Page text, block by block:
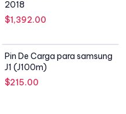
2018
$1,392.00
SIN STOCK
Pin De Carga para samsung
J1 (J100m)
$215.00